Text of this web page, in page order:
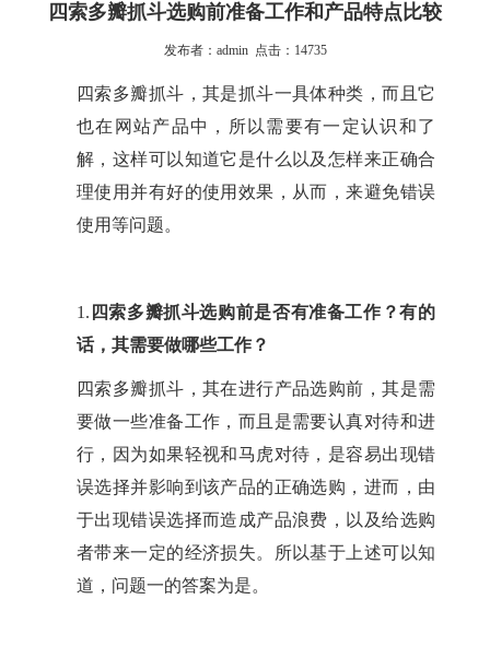
四索多瓣抓斗选购前准备工作和产品特点比较
发布者：admin 点击：14735
四索多瓣抓斗，其是抓斗一具体种类，而且它
也在网站产品中，所以需要有一定认识和了
解，这样可以知道它是什么以及怎样来正确合
理使用并有好的使用效果，从而，来避免错误
使用等问题。
1. 四索多瓣抓斗选购前是否有准备工作？有的
话，其需要做哪些工作？
四索多瓣抓斗，其在进行产品选购前，其是需
要做一些准备工作，而且是需要认真对待和进
行，因为如果轻视和马虎对待，是容易出现错
误选择并影响到该产品的正确选购，进而，由
于出现错误选择而造成产品浪费，以及给选购
者带来一定的经济损失。所以基于上述可以知
道，问题一的答案为是。